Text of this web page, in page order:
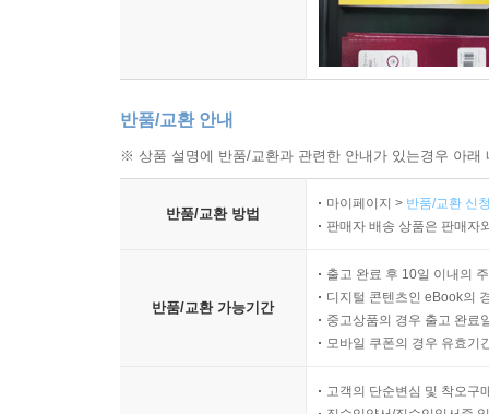
반품/교환 안내
※ 상품 설명에 반품/교환과 관련한 안내가 있는경우 아
반품/교환 방법
마이페이지 > 반품/교환 신
판매자 배송 상품은 판매자
반품/교환 가능기간
출고 완료 후 10일 이내의
디지털 콘텐츠인 eBook의
중고상품의 경우 출고 완료
모바일 쿠폰의 경우 유효기
고객의 단순변심 및 착오구